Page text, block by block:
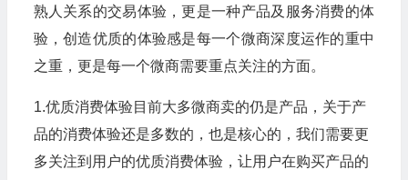
熟人关系的交易体验，更是一种产品及服务消费的体
验，创造优质的体验感是每一个微商深度运作的重中
之重，更是每一个微商需要重点关注的方面。
1.优质消费体验目前大多微商卖的仍是产品，关于产
品的消费体验还是多数的，也是核心的，我们需要更
多关注到用户的优质消费体验，让用户在购买产品的